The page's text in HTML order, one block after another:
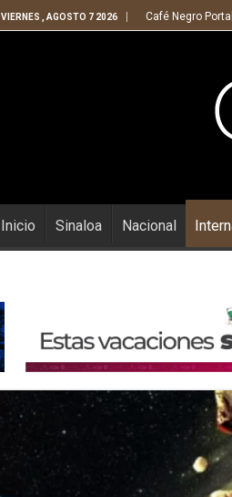
VIERNES , AGOSTO 7 2026 Café Negro Portal
Inicio Sinaloa Nacional